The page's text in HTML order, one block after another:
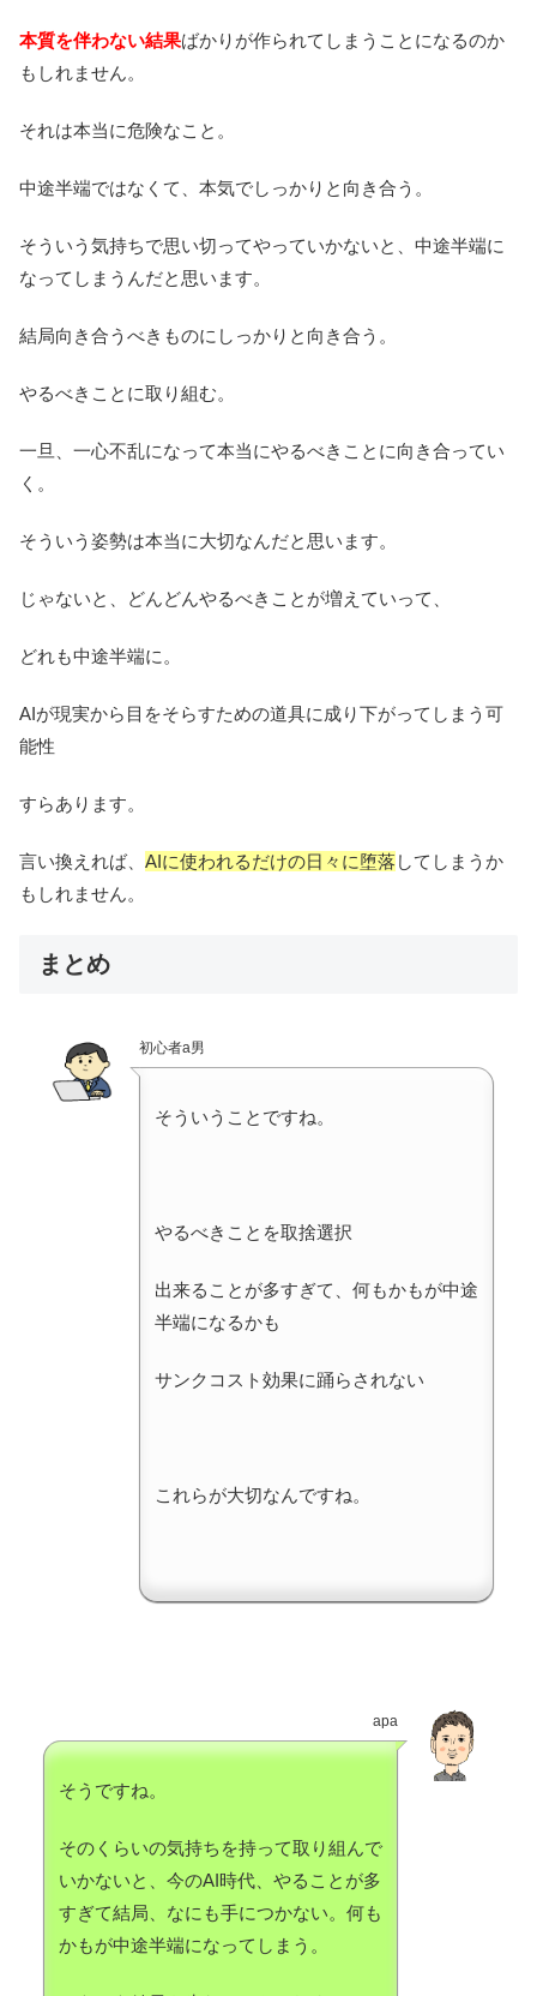
本質を伴わない結果ばかりが作られてしまうことになるのか
もしれません。
それは本当に危険なこと。
中途半端ではなくて、本気でしっかりと向き合う。
そういう気持ちで思い切ってやっていかないと、中途半端に
なってしまうんだと思います。
結局向き合うべきものにしっかりと向き合う。
やるべきことに取り組む。
一旦、一心不乱になって本当にやるべきことに向き合ってい
く。
そういう姿勢は本当に大切なんだと思います。
じゃないと、どんどんやるべきことが増えていって、
どれも中途半端に。
AIが現実から目をそらすための道具に成り下がってしまう可
能性
すらあります。
言い換えれば、 AIに使われるだけの日々に堕落 してしまうか
もしれません。
まとめ
初心者a男
そういうことですね。
やるべきことを取捨選択
出来ることが多すぎて、何もかもが中途
半端になるかも
サンクコスト効果に踊らされない
これらが大切なんですね。
apa
そうですね。
そのくらいの気持ちを持って取り組んで
いかないと、今のAI時代、やることが多
すぎて結局、なにも手につかない。何も
かもが中途半端になってしまう。